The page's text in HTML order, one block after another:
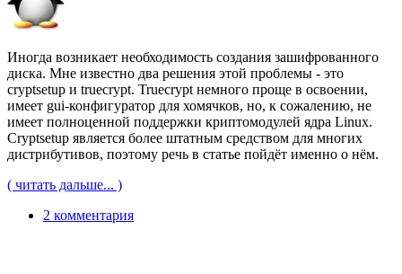
Иногда возникает необходимость создания зашифрованного
диска. Мне известно два решения этой проблемы - это
cryptsetup и truecrypt. Truecrypt немного проще в освоении,
имеет gui-конфигуратор для хомячков, но, к сожалению, не
имеет полноценной поддержки криптомодулей ядра Linux.
Cryptsetup является более штатным средством для многих
дистрибутивов, поэтому речь в статье пойдёт именно о нём.
( читать дальше... )
2 комментария